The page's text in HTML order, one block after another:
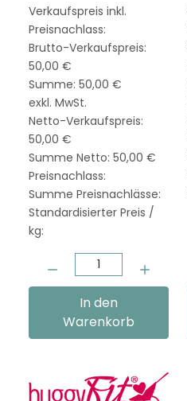
Verkaufspreis inkl.
Preisnachlass:
Brutto-Verkaufspreis:
50,00 €
Summe: 50,00 €
exkl. MwSt.
Netto-Verkaufspreis:
50,00 €
Summe Netto: 50,00 €
Preisnachlass:
Summe Preisnachlässe:
Standardisierter Preis /
kg:
In den
Warenkorb